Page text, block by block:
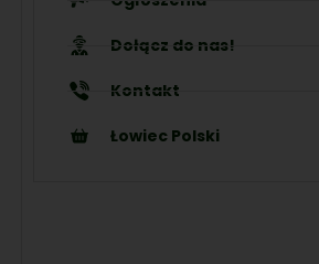
Dołącz do nas!
Kontakt
Łowiec Polski